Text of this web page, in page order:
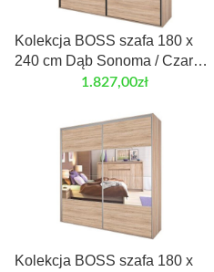
Kolekcja BOSS szafa 180 x
240 cm Dąb Sonoma / Czarny
1.827,00zł
Kolekcja BOSS szafa 180 x